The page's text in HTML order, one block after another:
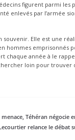
figurent parmi les
enlevés par l’armée
souvenir. Elle est une
hommes emprisonnés
chaque année à le
loin pour trouver
Téhéran négocie
relance le débat